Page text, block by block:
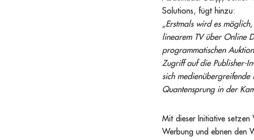
Solutions, fügt hinzu:
„Erstmals wird es
linearem TV über Online
programmatischen
Zugriff auf die Publisher-
sich
Quantensprung in der
Mit dieser Initiative
Werbung und ebnen den